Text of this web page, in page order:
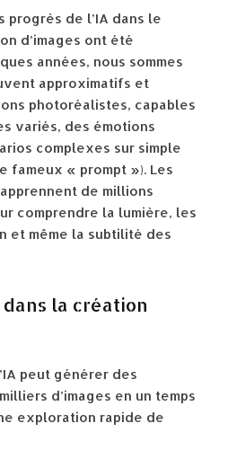
de l’IA dans le
d’images ont été
années, nous sommes
approximatifs et
photoréalistes, capables
variés, des émotions
complexes sur simple
« prompt »). Les
de millions
comprendre la lumière, les
et même la subtilité des
dans la création
peut générer des
d’images en un temps
exploration rapide de